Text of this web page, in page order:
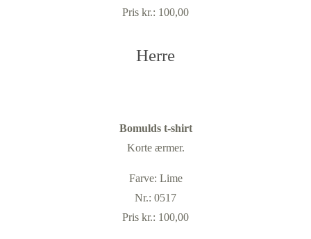
Pris kr.: 100,00
Herre
Bomulds t-shirt
Korte ærmer.
Farve: Lime
Nr.: 0517
Pris kr.: 100,00